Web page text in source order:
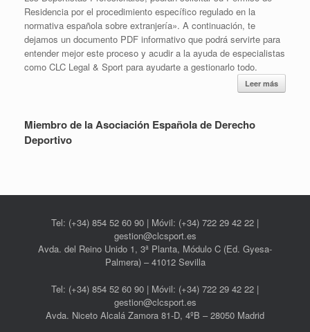
Residencia por el procedimiento específico regulado en la
normativa española sobre extranjería». A continuación, te
dejamos un documento PDF informativo que podrá servirte para
entender mejor este proceso y acudir a la ayuda de especialistas
como CLC Legal & Sport para ayudarte a gestionarlo todo.
Leer más
Miembro de la Asociación Española de Derecho
Deportivo
Tel: (+34) 854 52 60 90 | Móvil: (+34) 722 29 42 22 |
gestion@clcsport.es
Avda. del Reino Unido 1, 3ª Planta, Módulo C (Ed. Gyesa-
Palmera) – 41012 Sevilla
Tel: (+34) 854 52 60 90 | Móvil: (+34) 722 29 42 22 |
gestion@clcsport.es
Avda. Niceto Alcalá Zamora 81-D, 4ºB – 28050 Madrid